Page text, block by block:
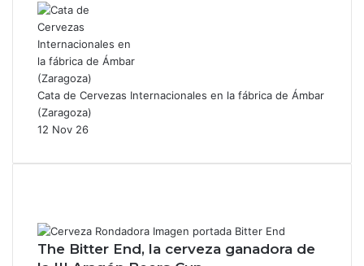
Cata de Cervezas Internacionales en la fábrica de Ámbar
(Zaragoza)
12 Nov 26
The Bitter End, la cerveza ganadora de